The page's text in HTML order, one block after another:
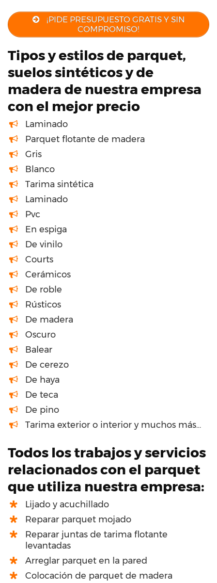
¡PIDE PRESUPUESTO GRATIS Y SIN
COMPROMISO!
Tipos y estilos de parquet,
suelos sintéticos y de
madera de nuestra empresa
con el mejor precio
Laminado
Parquet flotante de madera
Gris
Blanco
Tarima sintética
Laminado
Pvc
En espiga
De vinilo
Courts
Cerámicos
De roble
Rústicos
De madera
Oscuro
Balear
De cerezo
De haya
De teca
De pino
Tarima exterior o interior y muchos más…
Todos los trabajos y servicios
relacionados con el parquet
que utiliza nuestra empresa:
Lijado y acuchillado
Reparar parquet mojado
Reparar juntas de tarima flotante
levantadas
Arreglar parquet en la pared
Colocación de parquet de madera